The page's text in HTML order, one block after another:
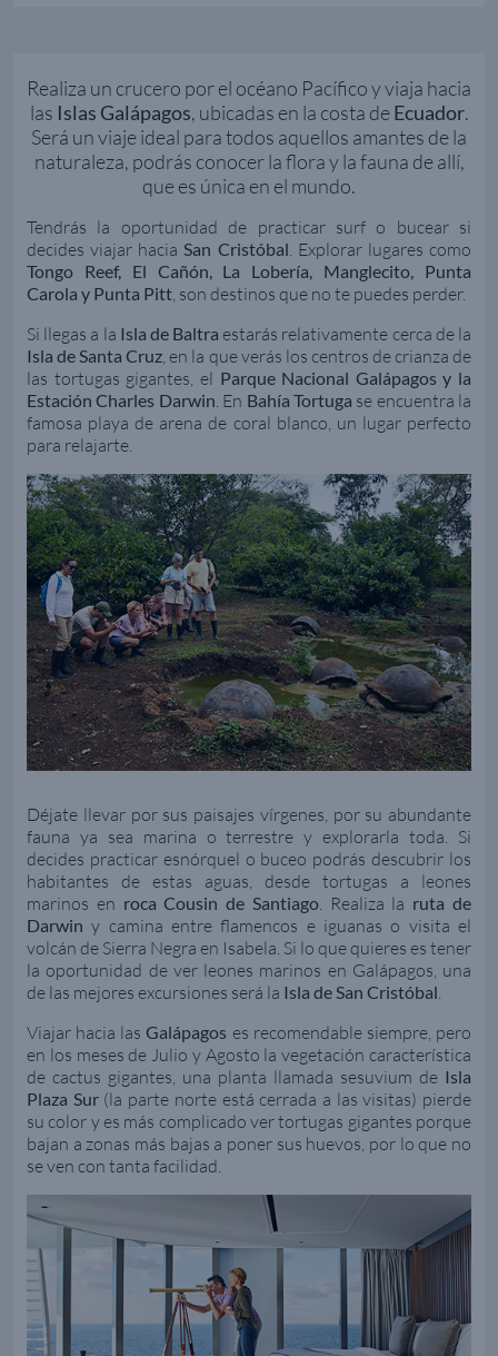
Realiza un crucero por el océano Pacífico y viaja hacia
las Islas Galápagos, ubicadas en la costa deEcuador.
Será un viaje ideal para todos aquellos amantes de la
naturaleza, podrás conocer la flora y la fauna de allí,
que es única en el mundo.
Tendrás la oportunidad de practicar surf o bucear si
decides viajar haciaSan Cristóbal . Explorar lugares como
Tongo Reef, El Cañón, La Lobería, Manglecito, Punta
Carola y Punta Pitt , son destinos que no te puedes perder.
Si llegas a la Isla de Baltra estarás relativamente cerca de la
Isla de Santa Cruz , en la que verás los centros de crianza de
las tortugas gigantes, el Parque Nacional Galápagos y la
Estación Charles Darwin . En Bahía Tortuga se encuentra la
famosa playa de arena de coral blanco, un lugar perfecto
para relajarte.
Déjate llevar por sus paisajes vírgenes, por su abundante
fauna ya sea marina o terrestre y explorarla toda. Si
decides practicar esnórquel o buceo podrás descubrir los
habitantes de estas aguas, desde tortugas a leones
marinos en roca Cousin de Santiago. Realiza la ruta de
Darwin y camina entre flamencos e iguanas o visita el
volcán de Sierra Negra en Isabela. Si lo que quieres es tener
la oportunidad de ver leones marinos en Galápagos, una
de las mejores excursiones será la Isla de San Cristóbal
Viajar hacia lasGalápagos es recomendable siempre, pero
en los meses de Julio y Agosto la vegetación característica
de cactus gigantes, una planta llamada sesuvium de Isla
Plaza Sur(la parte norte está cerrada a las visitas) pierde
su color y es más complicado ver tortugas gigantes porque
bajan a zonas más bajas a poner sus huevos, por lo que no
se ven con tanta facilidad.